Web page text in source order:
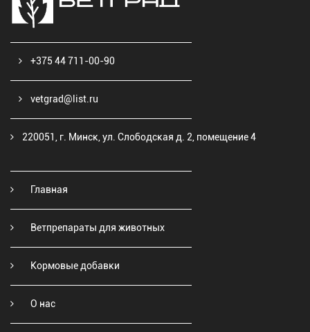
+375 44 711-00-90
vetgrad@list.ru
220051, г. Минск, ул. Слободская д. 2, помещение 4
Главная
Ветпрепараты для животных
Кормовые добавки
О нас